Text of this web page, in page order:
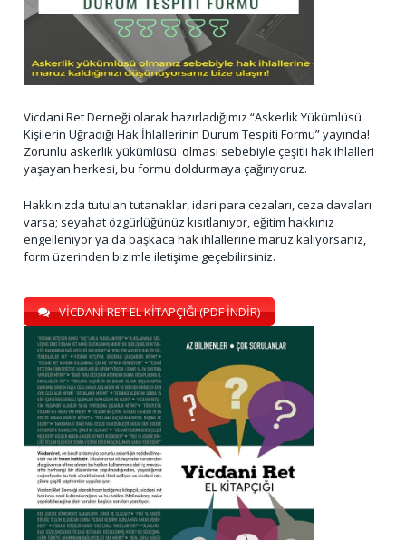
Vicdani Ret Derneği olarak hazırladığımız “Askerlik Yükümlüsü
Kişilerin Uğradığı Hak İhlallerinin Durum Tespiti Formu” yayında!
Zorunlu askerlik yükümlüsü olması sebebiyle çeşitli hak ihlalleri
yaşayan herkesi, bu formu doldurmaya çağırıyoruz.
Hakkınızda tutulan tutanaklar, idari para cezaları, ceza davaları
varsa; seyahat özgürlüğünüz kısıtlanıyor, eğitim hakkınız
engelleniyor ya da başkaca hak ihlallerine maruz kalıyorsanız,
form üzerinden bizimle iletişime geçebilirsiniz.
VİCDANİ RET EL KİTAPÇIĞI (PDF İNDİR)